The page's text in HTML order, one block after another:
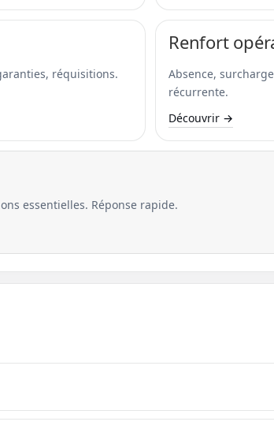
réquisitions.
Renfort
Absence,
récurrente.
Découvrir →
essentielles. Réponse rapide.